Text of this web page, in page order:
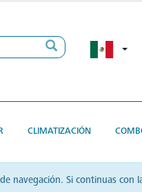
CLIMATIZACIÓN
Si continuas con